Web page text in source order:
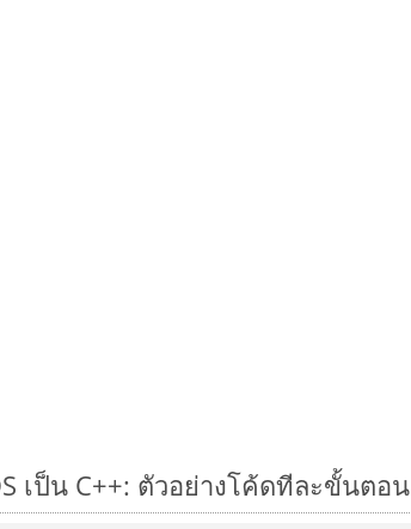
เป็น C++: ตัวอย่างโค้ดทีละขั้นตอน